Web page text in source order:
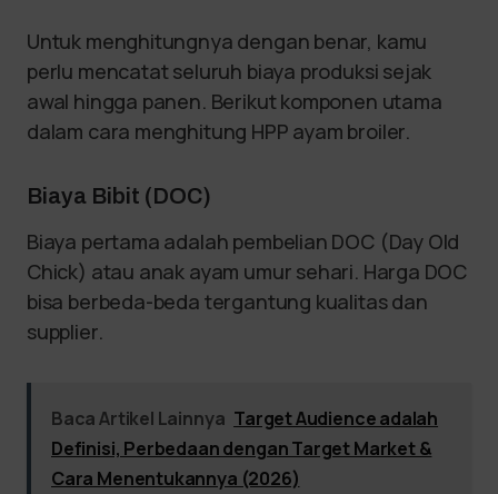
Untuk menghitungnya dengan benar, kamu
perlu mencatat seluruh biaya produksi sejak
awal hingga panen. Berikut komponen utama
dalam cara menghitung HPP ayam broiler.
Biaya Bibit (DOC)
Biaya pertama adalah pembelian DOC (Day Old
Chick) atau anak ayam umur sehari. Harga DOC
bisa berbeda-beda tergantung kualitas dan
supplier.
Baca Artikel Lainnya Target Audience adalah
Definisi, Perbedaan dengan Target Market &
Cara Menentukannya (2026)